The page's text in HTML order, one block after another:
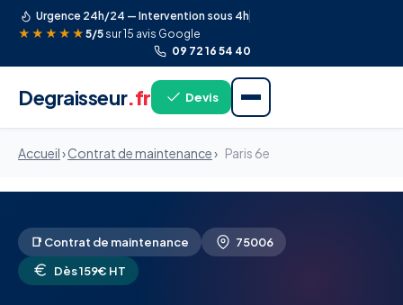
Urgence 24h/24 — Intervention sous 4h
★★★★★ 5/5 sur 15 avis Google
09 72 16 54 40
Degraisseur.fr Devis
Accueil›Contrat de maintenance› Paris 6e
📑 Contrat de maintenance
75006
Dès 159€ HT